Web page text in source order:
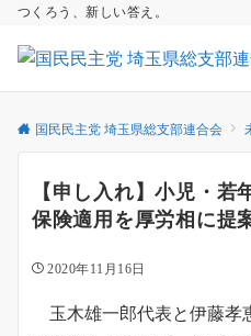
つくろう、新しい答え。
国民民主党 埼玉県総支部連合会
【申し入れ】小児・若
保険適用を厚労相に提
2020年11月16日
玉木雄一郎代表と伊藤孝